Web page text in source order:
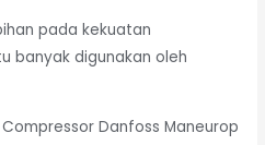
pada kekuatan
banyak digunakan oleh
Danfoss Maneurop